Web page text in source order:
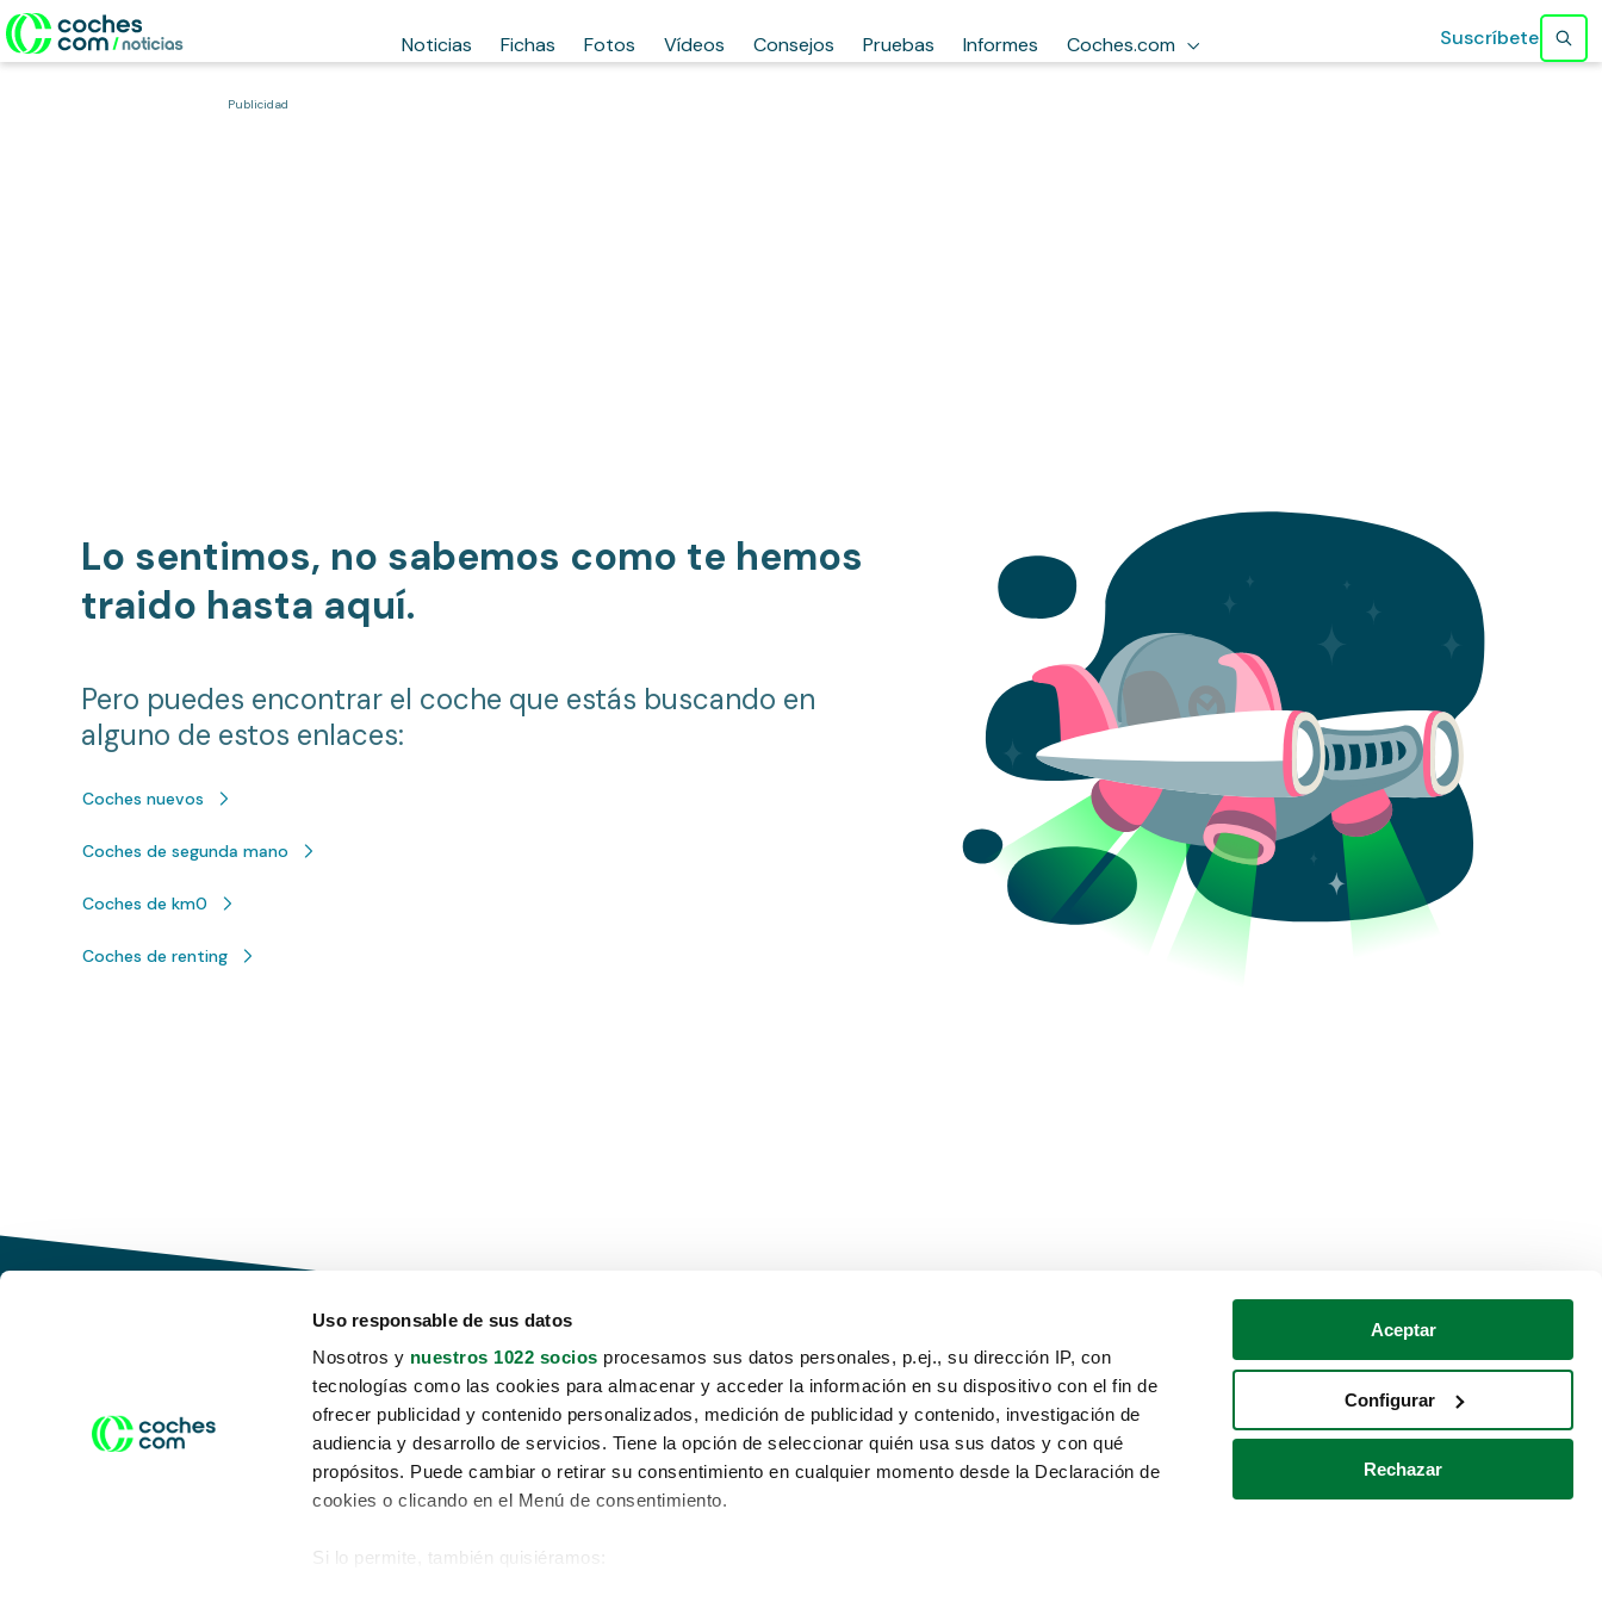
Uso responsable de sus datos
Nosotros y nuestros 1022 socios procesamos sus datos personales, p.ej., su dirección IP, con
tecnologías como las cookies para almacenar y acceder la información en su dispositivo con el fin de
ofrecer publicidad y contenido personalizados, medición de publicidad y contenido, investigación de
audiencia y desarrollo de servicios. Tiene la opción de seleccionar quién usa sus datos y con qué
propósitos. Puede cambiar o retirar su consentimiento en cualquier momento desde la Declaración de
cookies o clicando en el Menú de consentimiento.
Si lo permite, también quisiéramos:
Aceptar
Configurar
Rechazar
Noticias Fichas Fotos Vídeos Consejos Pruebas Informes Coches.com Suscríbete
Publicidad
Lo sentimos, no sabemos como te hemos
traido hasta aquí.
Pero puedes encontrar el coche que estás buscando en
alguno de estos enlaces:
Coches nuevos
Coches de segunda mano
Coches de km0
Coches de renting
Conduce tu futuro,
desata tu movilidad